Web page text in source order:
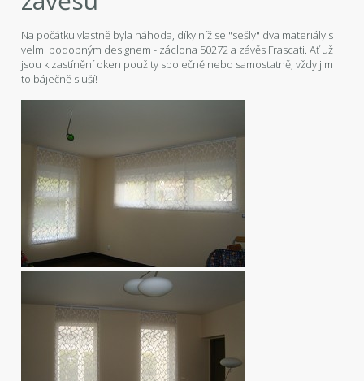
Na počátku vlastně byla náhoda, díky níž se "sešly" dva materiály s
velmi podobným designem - záclona 50272 a závěs Frascati. Ať už
jsou k zastínění oken použity společně nebo samostatně, vždy jim
to báječně sluší!